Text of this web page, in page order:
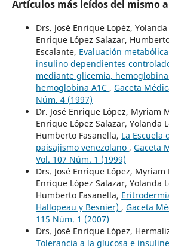
Artículos más leídos del mismo
Drs. José Enrique Lopéz,
Enrique López Salazar,
Escalante, Evaluación
insulino dependientes
mediante glicemia,
hemoglobina A1C , Gaceta
Núm. 4 (1997)
Dr. José Enrique López, Myriam
Enrique López Salazar, Yolanda
Humberto Fasanella, La Escuela
paisajismo venezolano , Gaceta
Vol. 107 Núm. 1 (1999)
Drs. José Enrique López, Myriam
Enrique López Salazar, Yolanda
Humberto Fasanella,
Hallopeau y Besnier) , Gaceta
115 Núm. 1 (2007)
Drs. José Enrique López,
Tolerancia a la glucosa e